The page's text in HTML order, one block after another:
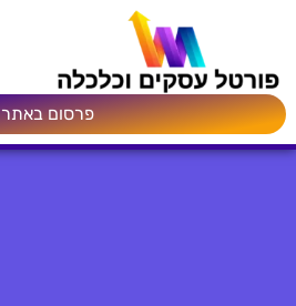
פרסום באתר